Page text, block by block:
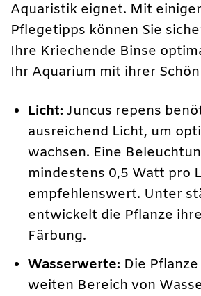
Aquaristik eignet. Mit
Pflegetipps können Sie
Ihre Kriechende Binse
Ihr Aquarium mit ihrer
Licht:Juncus repens
ausreichend Licht, um
wachsen. Eine
mindestens 0,5 Watt pro
empfehlenswert. Unter
entwickelt die Pflanze
Färbung.
Wasserwerte: Die
weiten Bereich von